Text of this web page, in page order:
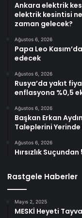
Ankara elektrik
elektrik kesintisi
zaman gelecek?
Ağustos 6, 2026
Papa Leo
edecek
Ağustos 6, 2026
Rusya’da yakıt
enflasyona %0,5
Ağustos 6, 2026
Başkan Erkan
Taleplerini
Ağustos 6, 2026
Hırsızlık
Rastgele Haberler
Mayıs 2, 2025
MESKİ Heyeti